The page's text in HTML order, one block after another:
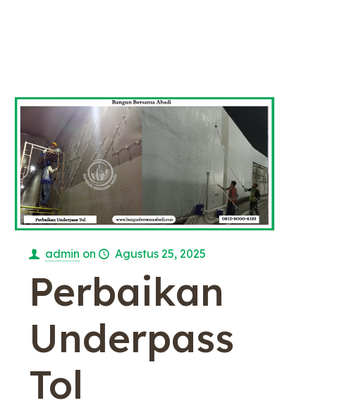
admin on Agustus 25, 2025
Perbaikan
Underpass
Tol